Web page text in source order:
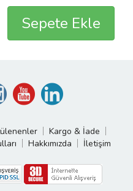
Kargo & İade
Hakkımızda İletişim